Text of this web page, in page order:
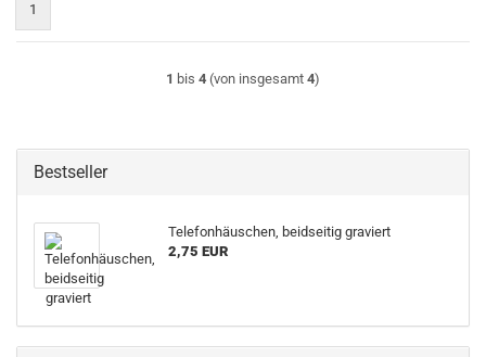
1
1 bis 4 (von insgesamt 4)
Bestseller
Telefonhäuschen, beidseitig graviert
2,75 EUR